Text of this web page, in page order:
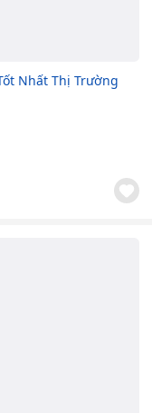
Nhất Thị Trường